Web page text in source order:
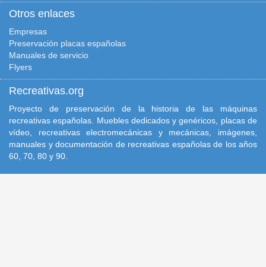
Otros enlaces
Empresas
Preservación placas españolas
Manuales de servicio
Flyers
Recreativas.org
Proyecto de preservación de la historia de las máquinas
recreativas españolas. Muebles dedicados y genéricos, placas de
vídeo, recreativas electromecánicas y mecánicas, imágenes,
manuales y documentación de recreativas españolas de los años
60, 70, 80 y 90.